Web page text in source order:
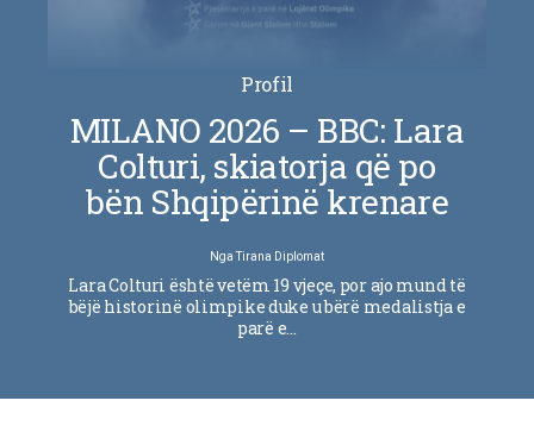
Profil
MILANO 2026 – BBC: Lara
Colturi, skiatorja që po
bën Shqipërinë krenare
NgaTirana Diplomat
Lara Colturi është vetëm 19 vjeçe, por ajo mund të
bëjë historinë olimpike duke u bërë medalistja e
parë e…